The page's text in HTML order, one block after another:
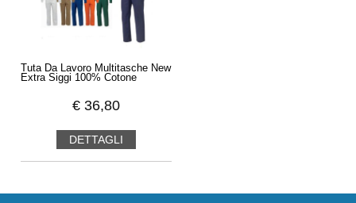
Tuta Da Lavoro Multitasche New
Extra Siggi 100% Cotone
€ 36,80
DETTAGLI